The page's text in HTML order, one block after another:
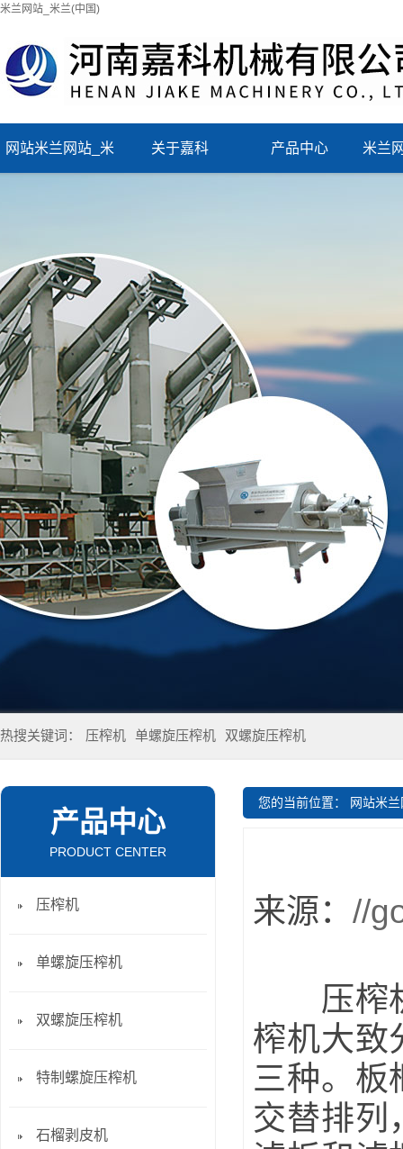
米兰网站_米兰(中国)
网站米兰网站_米 关于嘉科 产品中心 米兰
热搜关键词： 压榨机 单螺旋压榨机 双螺旋压榨机
您的当前位置： 网站米
来源： //
压榨机
榨机大致
三种。板
交替排列
产品中心
PRODUCT CENTER
压榨机
单螺旋压榨机
双螺旋压榨机
特制螺旋压榨机
石榴剥皮机